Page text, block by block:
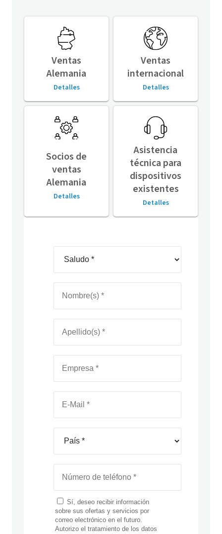
Ventas
Alemania
Detalles
Ventas
internacional
Detalles
Socios de
ventas
Alemania
Detalles
Asistencia
técnica para
dispositivos
existentes
Detalles